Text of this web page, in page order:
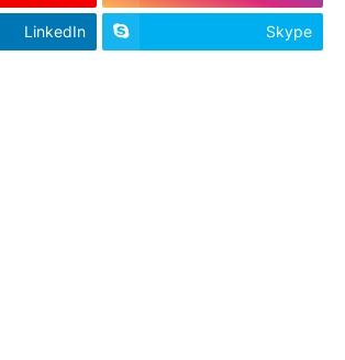
LinkedIn Skype